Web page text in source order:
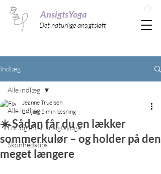
AnsigtsYoga
Det naturlige ansigtsløft
Indlæg
Alle indlæg
Før og efter ansigtsyoga
Skønhedstips
Alle indlæg
☀️ Sådan får du en lækker
sommerkulør – og holder på den
meget længere
Jeanne Truelsen
27. jun. 5 min læsning